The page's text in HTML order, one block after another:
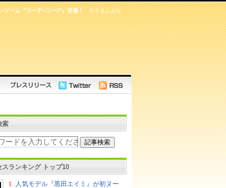
モテまんがな
ゲーム『コーデ×コーデ』登場！
索
スランキング トップ10
1.
人気モデル『黒田エイミ』が初ヌー